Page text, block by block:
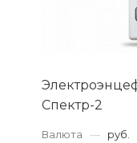
Спектр-2
Валюта — руб.